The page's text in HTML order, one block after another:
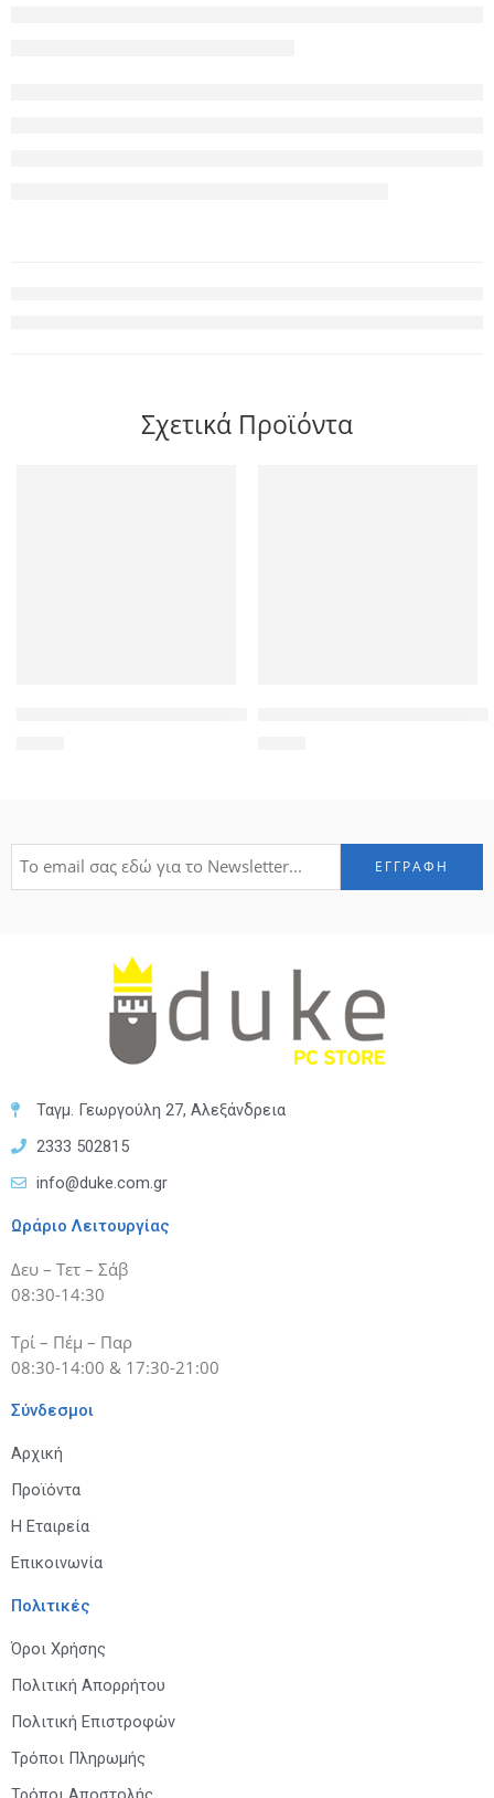
Σχετικά Προϊόντα
Ταγμ. Γεωργούλη 27, Αλεξάνδρεια
2333 502815
info@duke.com.gr
Ωράριο Λειτουργίας
Δευ – Τετ – Σάβ
08:30-14:30
Τρί – Πέμ – Παρ
08:30-14:00 & 17:30-21:00
Σύνδεσμοι
Αρχική
Προϊόντα
Η Εταιρεία
Επικοινωνία
Πολιτικές
Όροι Χρήσης
Πολιτική Απορρήτου
Πολιτική Επιστροφών
Τρόποι Πληρωμής